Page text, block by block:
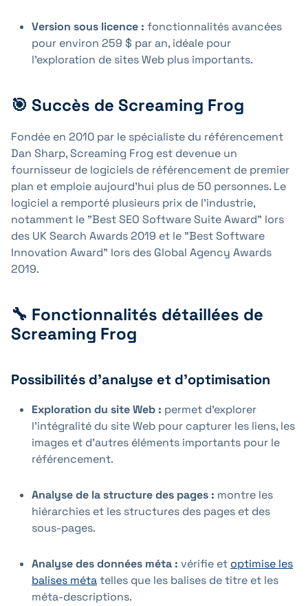
Version sous licence : fonctionnalités avancées
pour environ 259 $ par an, idéale pour
l'exploration de sites Web plus importants.
🎯 Succès de Screaming Frog
Fondée en 2010 par le spécialiste du référencement
Dan Sharp, Screaming Frog est devenue un
fournisseur de logiciels de référencement de premier
plan et emploie aujourd'hui plus de 50 personnes. Le
logiciel a remporté plusieurs prix de l'industrie,
notamment le "Best SEO Software Suite Award" lors
des UK Search Awards 2019 et le "Best Software
Innovation Award" lors des Global Agency Awards
2019.
🔧 Fonctionnalités détaillées de
Screaming Frog
Possibilités d'analyse et d'optimisation
Exploration du site Web : permet d'explorer
l'intégralité du site Web pour capturer les liens, les
images et d'autres éléments importants pour le
référencement.
Analyse de la structure des pages : montre les
hiérarchies et les structures des pages et des
sous-pages.
Analyse des données méta : vérifie et optimise les
balises métatelles que les balises de titre et les
méta-descriptions.